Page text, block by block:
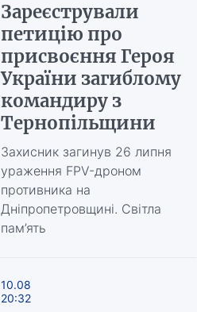
Зареєстрували
петицію про
присвоєння Героя
України загиблому
командиру з
Тернопільщини
Захисник загинув 26 липня
ураження FPV-дроном
противника на
Дніпропетровщині. Світла
пам’ять
10.08
20:32